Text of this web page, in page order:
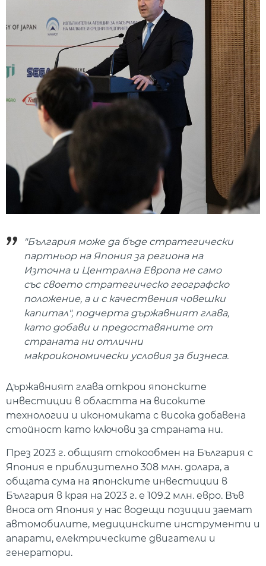
"България може да бъде стратегически
партньор на Япония за региона на
Източна и Централна Европа не само
със своето стратегическо географско
положение, а и с качествения човешки
капитал", подчерта държавният глава,
като добави и предоставяните от
страната ни отлични
макроикономически условия за бизнеса.
Държавният глава открои японските
инвестиции в областта на високите
технологии и икономиката с висока добавена
стойност като ключови за страната ни.
През 2023 г. общият стокообмен на България с
Япония е приблизително 308 млн. долара, а
общата сума на японските инвестиции в
България в края на 2023 г. е 109.2 млн. евро. Във
вноса от Япония у нас водещи позиции заемат
автомобилите, медицинските инструменти и
апарати, електрическите двигатели и
генератори.